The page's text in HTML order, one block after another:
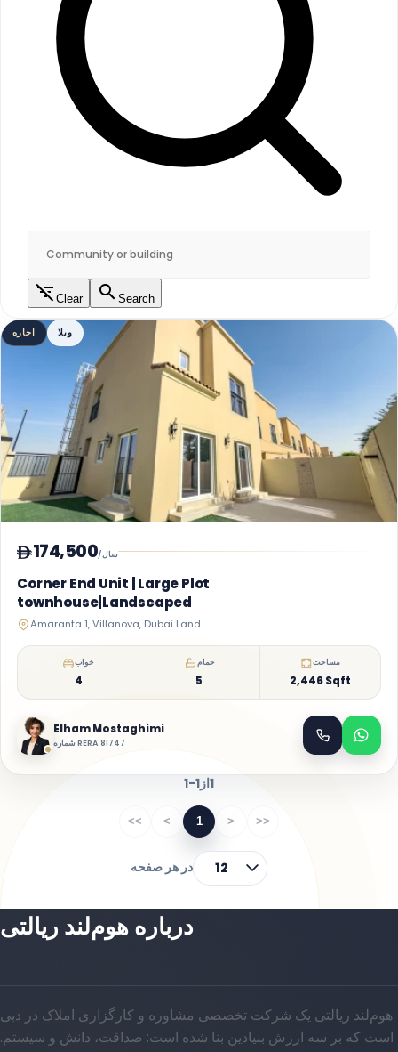
Clear Search
اجاره ویلا
174,500 /سال
Corner End Unit | Large Plot
townhouse|Landscaped
Amaranta 1, Villanova, Dubai Land
خواب
4
حمام
5
مساحت
2,446 Sqft
Elham Mostaghimi
شماره RERA 81747
1-1از1
<< < 1 > >>
در هر صفحه 12
درباره هوم‌لند ریالتی
هوم‌لند ریالتی یک شرکت تخصصی مشاوره و کارگزاری املاک در دبی
است که بر سه ارزش بنیادین بنا شده است: صداقت، دانش و سیستم.